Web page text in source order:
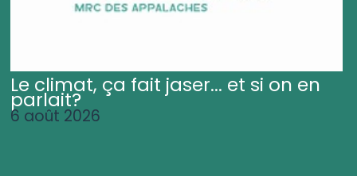
Le climat, ça fait jaser... et si on en
parlait?
6 août 2026